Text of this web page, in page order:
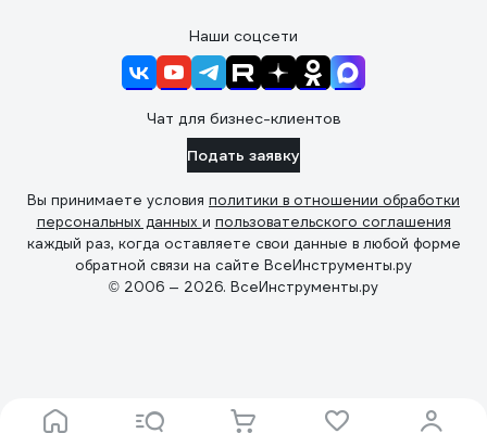
Наши соцсети
Чат для бизнес-клиентов
Подать заявку
Вы принимаете условия политики в отношении обработки
персональных данных и пользовательского соглашения
каждый раз, когда оставляете свои данные в любой форме
обратной связи на сайте ВсеИнструменты.ру
© 2006 — 2026. ВсеИнструменты.ру